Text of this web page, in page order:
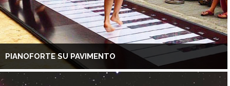
PIANOFORTE SU PAVIMENTO